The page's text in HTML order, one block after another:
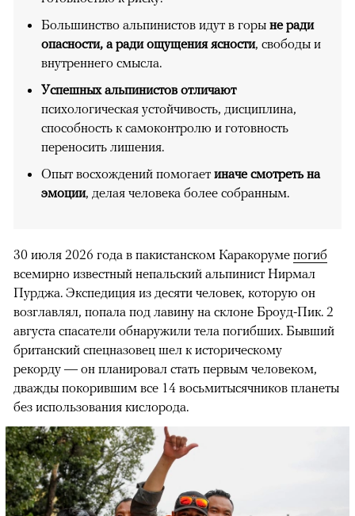
Большинство альпинистов идут в горы не ради
опасности, а ради ощущения ясности, свободы и
внутреннего смысла.
Успешных альпинистов отличают
психологическая устойчивость, дисциплина,
способность к самоконтролю и готовность
переносить лишения.
Опыт восхождений помогает иначе смотреть на
эмоции, делая человека более собранным.
30 июля 2026 года в пакистанском Каракоруме погиб
всемирно известный непальский альпинист Нирмал
Пурджа. Экспедиция из десяти человек, которую он
возглавлял, попала под лавину на склоне Броуд-Пик. 2
августа спасатели обнаружили тела погибших. Бывший
британский спецназовец шел к историческому
рекорду — он планировал стать первым человеком,
дважды покорившим все 14 восьмитысячников планеты
без использования кислорода.